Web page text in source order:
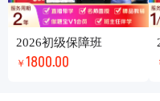
2026初级保障班
￥ 1800.00